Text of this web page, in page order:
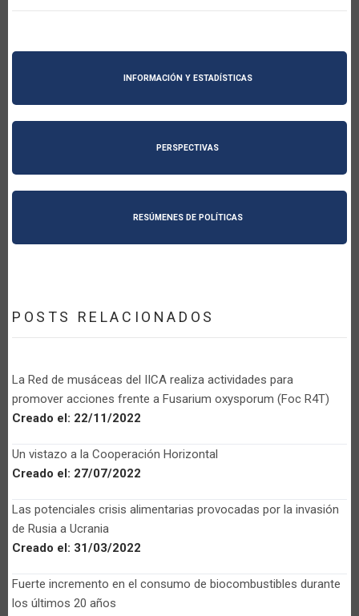
INFORMACIÓN Y ESTADÍSTICAS
PERSPECTIVAS
RESÚMENES DE POLÍTICAS
POSTS RELACIONADOS
La Red de musáceas del IICA realiza actividades para
promover acciones frente a Fusarium oxysporum (Foc R4T)
Creado el: 22/11/2022
Un vistazo a la Cooperación Horizontal
Creado el: 27/07/2022
Las potenciales crisis alimentarias provocadas por la invasión
de Rusia a Ucrania
Creado el: 31/03/2022
Fuerte incremento en el consumo de biocombustibles durante
los últimos 20 años